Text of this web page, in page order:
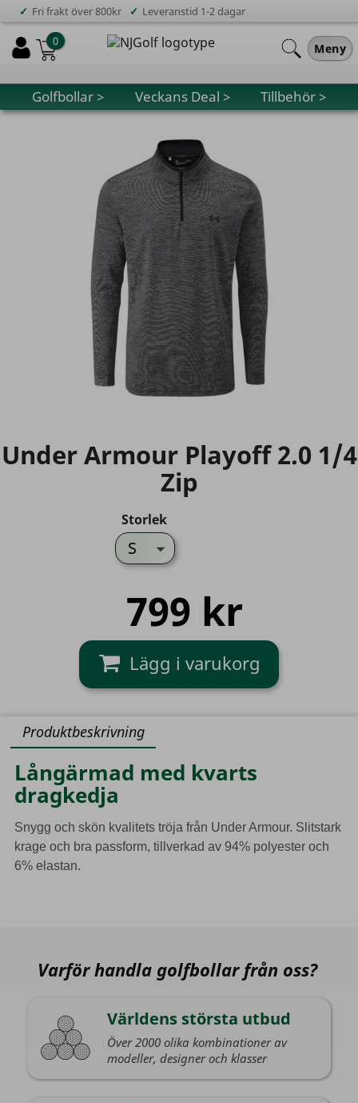
✓ Fri frakt över 800kr ✓ Leveranstid 1-2 dagar
Meny
0
Golfbollar > Veckans Deal > Tillbehör >
Under Armour Playoff 2.0 1/4
Zip
Storlek
799 kr
Produktbeskrivning
Långärmad med kvarts
dragkedja
Snygg och skön kvalitets tröja från Under Armour. Slitstark
krage och bra passform, tillverkad av 94% polyester och
6% elastan.
Varför handla golfbollar från oss?
Världens största utbud
Över 2000 olika kombinationer av
modeller, designer och klasser